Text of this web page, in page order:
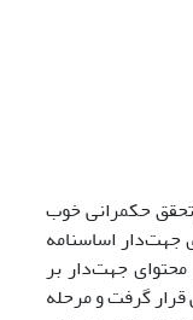
حکمرانی خوب
جهت‌دار اساسنامه
تحلیل محتوای جهت‌دار بر
گرفت و مرحله